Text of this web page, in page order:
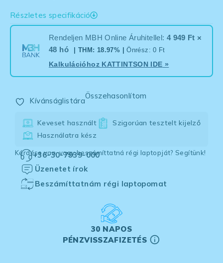
Részletes specifikáció
Rendeljen MBH Online Áruhitellel: 4 949 Ft ×
48 hó
| THM: 18.97% |Önrész: 0 Ft
Kalkulációhoz KATTINTSON IDE »
Kívánságlistára
Összehasonlítom
Keveset használt
Szigorúan tesztelt kijelző
Használatra kész
Kérdése van, vagy beszámíttatná régi laptopját? Segítünk!
+36-30-7939-000
Üzenetet írok
Beszámíttatnám régi laptopomat
30 NAPOS
PÉNZVISSZAFIZETÉS